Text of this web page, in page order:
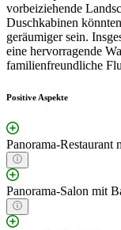
vorbeiziehende
Duschkabinen
geräumiger sein.
eine hervorragende
familienfreundliche
Positive Aspekte
Panorama-Restaurant
Panorama-Salon mit